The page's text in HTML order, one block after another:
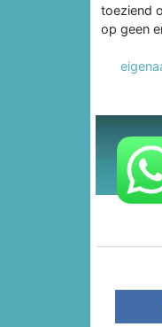
toeziend
op geen